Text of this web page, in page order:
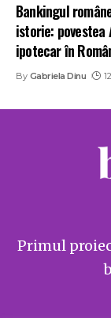
Bankingul
istorie: povestea
ipotecar în
By Gabriela Dinu
Primul